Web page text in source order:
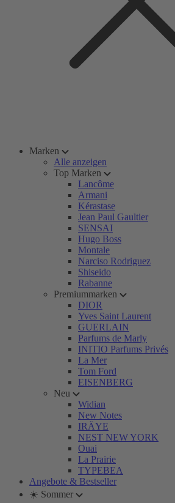
Marken
Alle anzeigen
Top Marken
Lancôme
Armani
Kérastase
Jean Paul Gaultier
SENSAI
Hugo Boss
Montale
Narciso Rodriguez
Shiseido
Rabanne
Premiummarken
DIOR
Yves Saint Laurent
GUERLAIN
Parfums de Marly
INITIO Parfums Privés
La Mer
Tom Ford
EISENBERG
Neu
Widian
New Notes
IRÄYE
NEST NEW YORK
Ouai
La Prairie
TYPEBEA
Angebote & Bestseller
☀️ Sommer